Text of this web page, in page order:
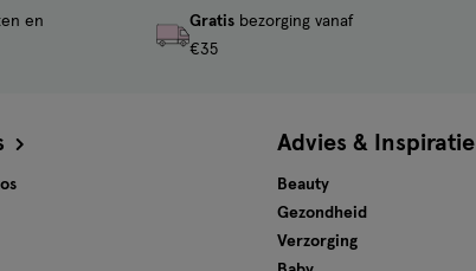
en
Gratisbezorging vanaf
€35
Advies & Inspiratie
Beauty
Gezondheid
Verzorging